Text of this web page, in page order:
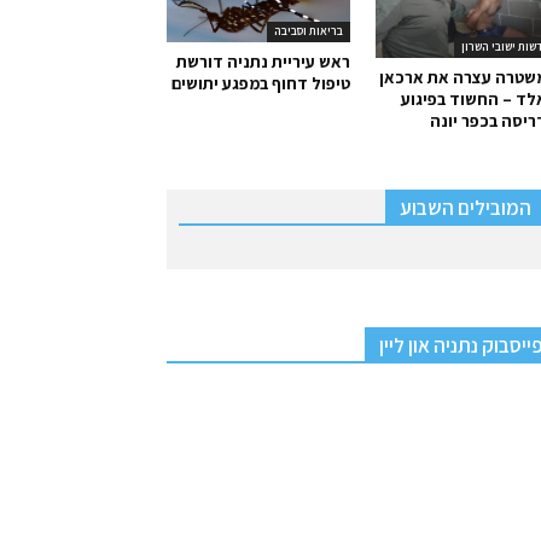
בריאות וסביבה
ראש עיריית נתניה דורשת
טיפול דחוף במפגע יתושים
ישובי השרון
עצרה את ארכאן
– החשוד בפיגוע
בכפר יונה
המובילים השבוע
פייסבוק נתניה און ליין